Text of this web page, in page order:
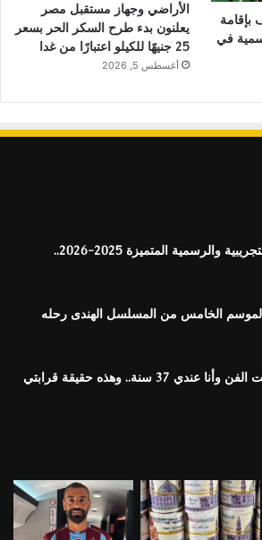
في
الأراضي وجهاز مستقبل مصر
يعلنون بدء طرح السكر الحر بسعر
25 جنيهًا للكيلو اعتبارًا من غدا
أغسطس 5, 2026
مصروفات المدارس التجريبية والرسمية المتميزة 2025-2026..
الخامس من المسلسل الهندى رحله
مريم سعيد صالح: دخلت الفن وأنا عندي 37 سنة.. وهذه حقيقة قرابتي